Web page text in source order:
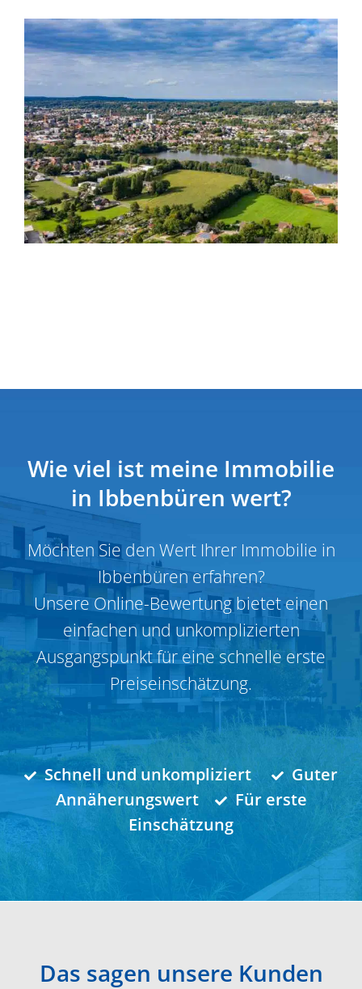
Wie viel ist meine Immobilie
in Ibben­büren wert?
Möchten Sie den Wert Ihrer Immobilie in
Ibben­büren erfahren?
Unsere Online-Bewertung bietet einen
einfachen und unkom­pli­zierten
Ausgangs­punkt für eine schnelle erste
Preiseinschätzung.
Schnell und unkom­pli­ziert
Guter
Annähe­rungswert
Für erste
Einschätzung
Das sagen unsere Kunden